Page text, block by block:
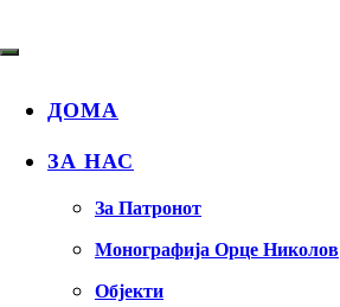
ДОМА
ЗА НАС
За Патронот
Монографија Орце Николов
Објекти